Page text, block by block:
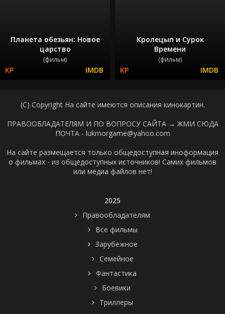
Планета обезьян: Новое
царство
(фильм)
Кролецып и Сурок
Времени
(фильм)
(C) Copyright На сайте имеются описания кинокартин.
ПРАВООБЛАДАТЕЛЯМ И ПО ВОПРОСУ САЙТА → ЖМИ СЮДА
ПОЧТА - lukmorgame@yahoo.com
На сайте размещается только общедоступная иноформация
о фильмах - из общедоступных источников! Самих фильмов
или медиа файлов нет!
2025
Правообладателям
Все фильмы
Зарубежное
Семейное
Фантастика
Боевики
Триллеры